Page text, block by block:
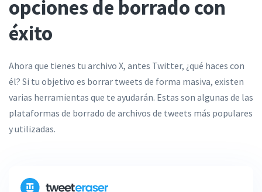
opciones de borrado con
éxito
Ahora que tienes tu archivo X, antes Twitter, ¿qué haces con
él? Si tu objetivo es borrar tweets de forma masiva, existen
varias herramientas que te ayudarán. Estas son algunas de las
plataformas de borrado de archivos de tweets más populares
y utilizadas.